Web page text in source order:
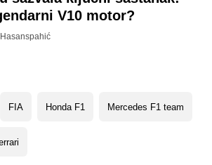
V10 motor?
FIA Honda F1 Mercedes F1 team